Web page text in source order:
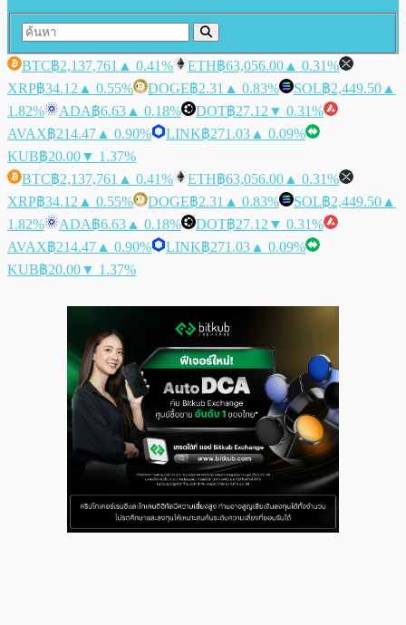
BTC฿2,137,761 ▲ 0.41% ETH฿63,056.00 ▲ 0.31%
XRP฿34.12 ▲ 0.55% DOGE฿2.31 ▲ 0.83% SOL฿2,449.50 ▲
1.82%
ADA฿6.63 ▲ 0.18% DOT฿27.12 ▼ 0.31%
AVAX฿214.47 ▲ 0.90% LINK฿271.03 ▲ 0.09%
KUB฿20.00▼ 1.37%
BTC฿2,137,761 ▲ 0.41% ETH฿63,056.00 ▲ 0.31%
XRP฿34.12 ▲ 0.55% DOGE฿2.31 ▲ 0.83% SOL฿2,449.50 ▲
1.82%
ADA฿6.63 ▲ 0.18% DOT฿27.12 ▼ 0.31%
AVAX฿214.47 ▲ 0.90% LINK฿271.03 ▲ 0.09%
KUB฿20.00▼ 1.37%